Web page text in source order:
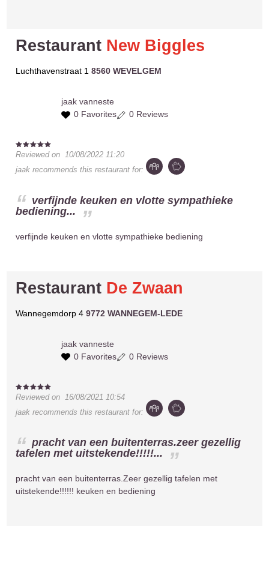
Restaurant New Biggles
Luchthavenstraat 18560 WEVELGEM
jaak vanneste
0 Favorites
0 Reviews
Reviewed on10/08/2022 11:20
jaak recommends this restaurant for:
verfijnde keuken en vlotte sympathieke
bediening...
verfijnde keuken en vlotte sympathieke bediening
Restaurant De Zwaan
Wannegemdorp 49772 WANNEGEM-LEDE
jaak vanneste
0 Favorites
0 Reviews
Reviewed on
16/08/2021 10:54
jaak recommends this restaurant for:
pracht van een buitenterras.zeer gezellig
tafelen met uitstekende!!!!!...
pracht van een buitenterras.Zeer gezellig tafelen met
uitstekende!!!!!! keuken en bediening